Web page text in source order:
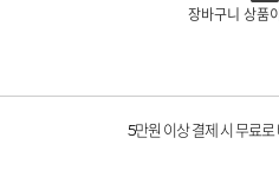
장바구니 상품
5만원 이상 결제 시 무료로